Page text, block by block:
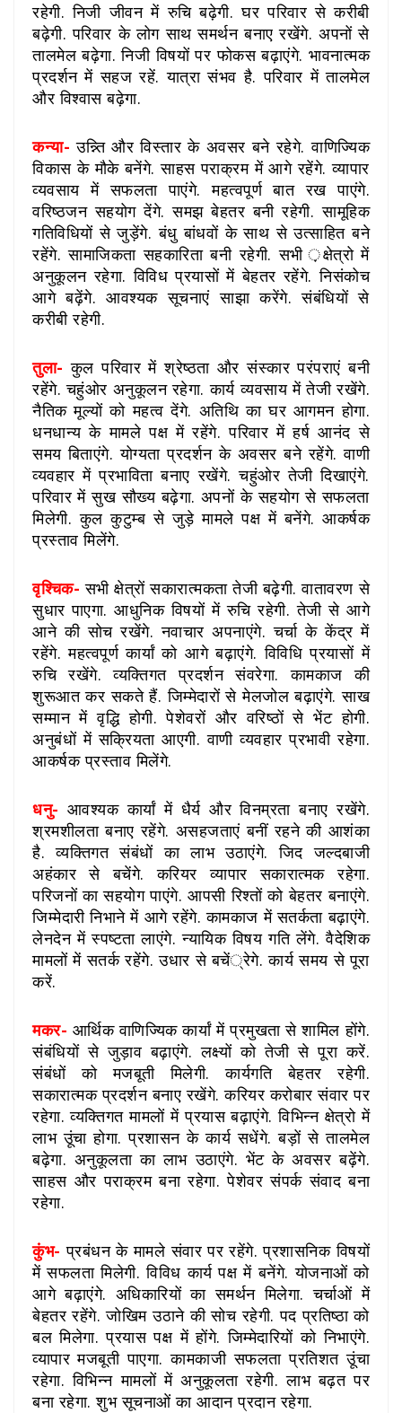
रहेगी. निजी जीवन में रुचि बढ़ेगी. घर परिवार से करीबी
बढ़ेगी. परिवार के लोग साथ समर्थन बनाए रखेंगे. अपनों से
तालमेल बढ़ेगा. निजी विषयों पर फोकस बढ़ाएंगे. भावनात्मक
प्रदर्शन में सहज रहें. यात्रा संभव है. परिवार में तालमेल
और विश्वास बढ़ेगा.
कन्या-उन्न्ति और विस्तार के अवसर बने रहेगे. वाणिज्यिक
विकास के मौके बनेंगे. साहस पराक्रम में आगे रहेंगे. व्यापार
व्यवसाय में सफलता पाएंगे. महत्वपूर्ण बात रख पाएंगे.
वरिष्ठजन सहयोग देंगे. समझ बेहतर बनी रहेगी. सामूहिक
गतिविधियों से जुड़ेंगे. बंधु बांधवों के साथ से उत्साहित बने
रहेंगे. सामाजिकता सहकारिता बनी रहेगी. सभी ़क्षेत्रो में
अनुकूलन रहेगा. विविध प्रयासों में बेहतर रहेंगे. निसंकोच
आगे बढ़ेंगे. आवश्यक सूचनाएं साझा करेंगे. संबंधियों से
करीबी रहेगी.
तुला-कुल परिवार में श्रेष्ठता और संस्कार परंपराएं बनी
रहेंगे. चहुंओर अनुकूलन रहेगा. कार्य व्यवसाय में तेजी रखेंगे.
नैतिक मूल्यों को महत्व देंगे. अतिथि का घर आगमन होगा.
धनधान्य के मामले पक्ष में रहेंगे. परिवार में हर्ष आनंद से
समय बिताएंगे. योग्यता प्रदर्शन के अवसर बने रहेंगे. वाणी
व्यवहार में प्रभाविता बनाए रखेंगे. चहुंओर तेजी दिखाएंगे.
परिवार में सुख सौख्य बढ़ेगा. अपनों के सहयोग से सफलता
मिलेगी. कुल कुटुम्ब से जुड़े मामले पक्ष में बनेंगे. आकर्षक
प्रस्ताव मिलेंगे.
वृश्चिक-सभी क्षेत्रों सकारात्मकता तेजी बढ़ेगी. वातावरण से
सुधार पाएगा. आधुनिक विषयों में रुचि रहेगी. तेजी से आगे
आने की सोच रखेंगे. नवाचार अपनाएंगे. चर्चा के केंद्र में
रहेंगे. महत्वपूर्ण कार्यां को आगे बढ़ाएंगे. विविधि प्रयासों में
रुचि रखेंगे. व्यक्तिगत प्रदर्शन संवरेगा. कामकाज की
शुरूआत कर सकते हैं. जिम्मेदारों से मेलजोल बढ़ाएंगे. साख
सम्मान में वृद्धि होगी. पेशेवरों और वरिष्ठों से भेंट होगी.
अनुबंधों में सक्रियता आएगी. वाणी व्यवहार प्रभावी रहेगा.
आकर्षक प्रस्ताव मिलेंगे.
धनु- आवश्यक कार्यां में धैर्य और विनम्रता बनाए रखेंगे.
श्रमशीलता बनाए रहेंगे. असहजताएं बनीं रहने की आशंका
है. व्यक्तिगत संबंधों का लाभ उठाएंगे. जिद जल्दबाजी
अहंकार से बचेंगे. करियर व्यापार सकारात्मक रहेगा.
परिजनों का सहयोग पाएंगे. आपसी रिश्तों को बेहतर बनाएंगे.
जिम्मेदारी निभाने में आगे रहेंगे. कामकाज में सतर्कता बढ़ाएंगे.
लेनदेन में स्पष्टता लाएंगे. न्यायिक विषय गति लेंगे. वैदेशिक
मामलों में सतर्क रहेंगे. उधार से बचें्रेगे. कार्य समय से पूरा
करें.
मकर- आर्थिक वाणिज्यिक कार्यां में प्रमुखता से शामिल होंगे.
संबंधियों से जुड़ाव बढ़ाएंगे. लक्ष्यों को तेजी से पूरा करें.
संबंधों को मजबूती मिलेगी. कार्यगति बेहतर रहेगी.
सकारात्मक प्रदर्शन बनाए रखेंगे. करियर करोबार संवार पर
रहेगा. व्यक्तिगत मामलों में प्रयास बढ़ाएंगे. विभिन्न क्षेत्रो में
लाभ उूंचा होगा. प्रशासन के कार्य सधेंगे. बड़ों से तालमेल
बढ़ेगा. अनुकूलता का लाभ उठाएंगे. भेंट के अवसर बढ़ेंगे.
साहस और पराक्रम बना रहेगा. पेशेवर संपर्क संवाद बना
रहेगा.
कुंभ- प्रबंधन के मामले संवार पर रहेंगे. प्रशासनिक विषयों
में सफलता मिलेगी. विविध कार्य पक्ष में बनेंगे. योजनाओं को
आगे बढ़ाएंगे. अधिकारियों का समर्थन मिलेगा. चर्चाओं में
बेहतर रहेंगे. जोखिम उठाने की सोच रहेगी. पद प्रतिष्ठा को
बल मिलेगा. प्रयास पक्ष में होंगे. जिम्मेदारियों को निभाएंगे.
व्यापार मजबूती पाएगा. कामकाजी सफलता प्रतिशत उूंचा
रहेगा. विभिन्न मामलों में अनुकूलता रहेगी. लाभ बढ़त पर
बना रहेगा. शुभ सूचनाओं का आदान प्रदान रहेगा.